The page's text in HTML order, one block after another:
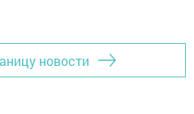
новости